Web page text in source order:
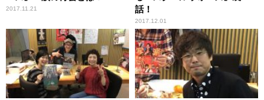
2017.11.21
話！
2017.12.01